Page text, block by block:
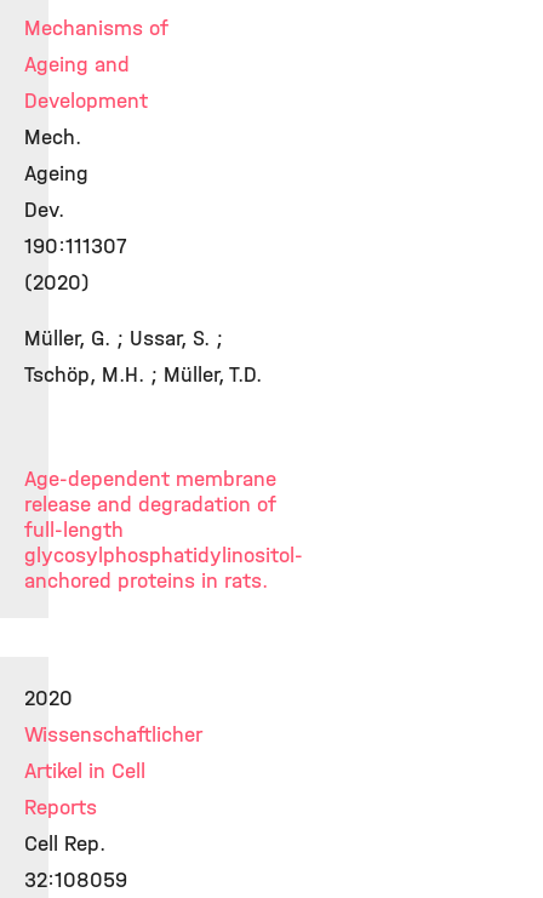
Mechanisms of
Ageing and
Development
Mech.
Ageing
Dev.
190:111307
(2020)
Müller, G. ; Ussar, S. ;
Tschöp, M.H. ; Müller, T.D.
Age-dependent membrane
release and degradation of
full-length
glycosylphosphatidylinositol-
anchored proteins in rats.
2020
Wissenschaftlicher
Artikel in Cell
Reports
Cell Rep.
32:108059